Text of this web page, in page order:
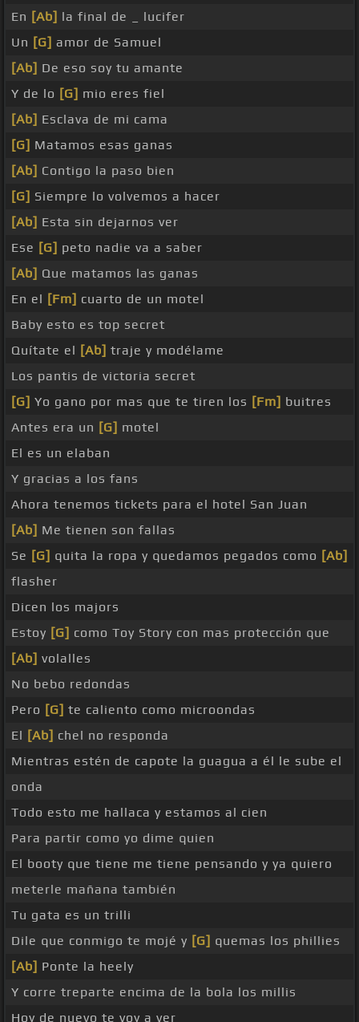
En [Ab] la final de _ lucifer
Un [G] amor de Samuel
[Ab] De eso soy tu amante
Y de lo [G] mio eres fiel
[Ab] Esclava de mi cama
[G] Matamos esas ganas
[Ab] Contigo la paso bien
[G] Siempre lo volvemos a hacer
[Ab] Esta sin dejarnos ver
Ese [G] peto nadie va a saber
[Ab] Que matamos las ganas
En el [Fm] cuarto de un motel
Baby esto es top secret
Quítate el [Ab] traje y modélame
Los pantis de victoria secret
[G] Yo gano por mas que te tiren los [Fm] buitres
Antes era un [G] motel
El es un elaban
Y gracias a los fans
Ahora tenemos tickets para el hotel San Juan
[Ab] Me tienen son fallas
Se [G] quita la ropa y quedamos pegados como [Ab]
flasher
Dicen los majors
Estoy [G] como Toy Story con mas protección que
[Ab] volalles
No bebo redondas
Pero [G] te caliento como microondas
El [Ab] chel no responda
Mientras estén de capote la guagua a él le sube el
onda
Todo esto me hallaca y estamos al cien
Para partir como yo dime quien
El booty que tiene me tiene pensando y ya quiero
meterle mañana también
Tu gata es un trilli
Dile que conmigo te mojé y [G] quemas los phillies
[Ab] Ponte la heely
Y corre treparte encima de la bola los millis
Hoy de nuevo te voy a ver